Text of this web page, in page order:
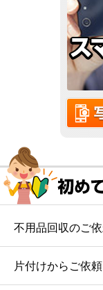
不用品回収のご
片付けからご依頼